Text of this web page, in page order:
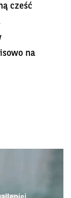
cześć
na